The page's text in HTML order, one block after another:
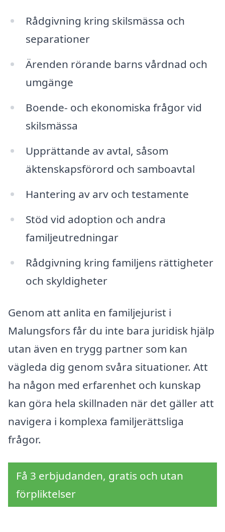
Rådgivning kring skilsmässa och
separationer
Ärenden rörande barns vårdnad och
umgänge
Boende- och ekonomiska frågor vid
skilsmässa
Upprättande av avtal, såsom
äktenskapsförord och samboavtal
Hantering av arv och testamente
Stöd vid adoption och andra
familjeutredningar
Rådgivning kring familjens rättigheter
och skyldigheter
Genom att anlita en familjejurist i
Malungsfors får du inte bara juridisk hjälp
utan även en trygg partner som kan
vägleda dig genom svåra situationer. Att
ha någon med erfarenhet och kunskap
kan göra hela skillnaden när det gäller att
navigera i komplexa familjerättsliga
frågor.
Få 3 erbjudanden, gratis och utan
förpliktelser